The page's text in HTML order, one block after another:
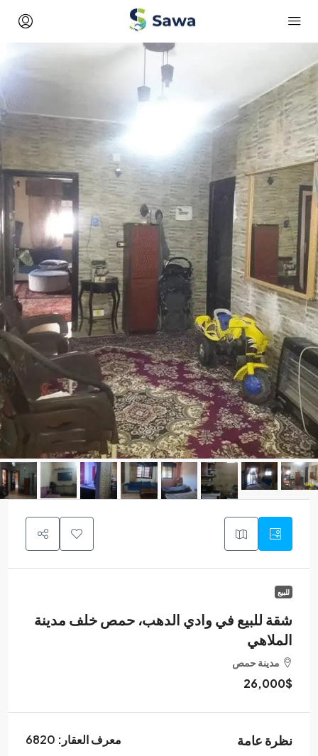
للبيع
شقة للبيع في وادي الدهب، حمص خلف مدينة
الملاهي
مدينة حمص
26,000$
نظرة عامة معرف العقار: